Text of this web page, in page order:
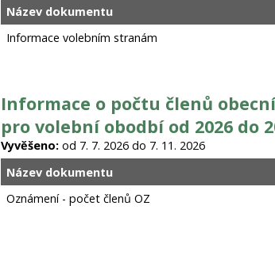
Název dokumentu
Informace volebním stranám
Informace o počtu členů
pro volební obodbí od 2026 do
Vyvěšeno:od 7. 7. 2026 do 7. 11. 2026
Název dokumentu
Oznámení - počet členů OZ